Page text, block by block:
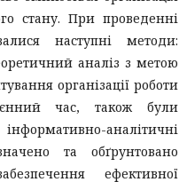
стану. При проведенні
наступні методи:
аналіз з метою
організації роботи
час, також були
аналітичні
та обґрунтовано
ефективної